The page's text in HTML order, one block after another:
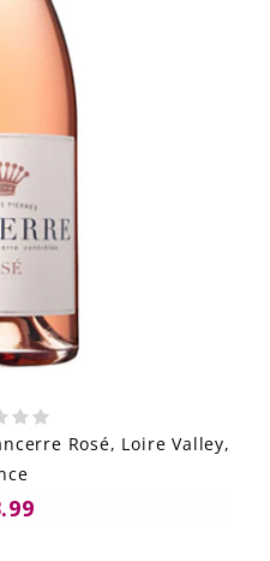
Rosé, Loire Valley,